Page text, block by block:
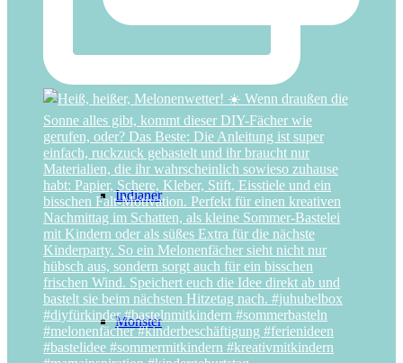
Indianer
Monster